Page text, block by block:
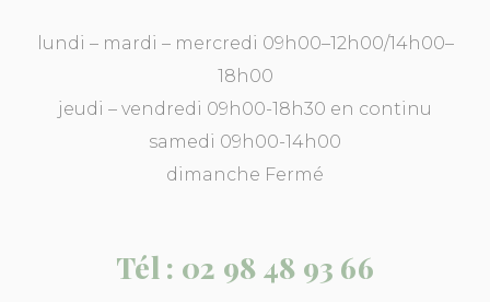
lundi – mardi – mercredi 09h00–12h00/14h00–
18h00
jeudi – vendredi 09h00-18h30 en continu
samedi 09h00-14h00
dimanche Fermé
Tél : 02 98 48 93 66